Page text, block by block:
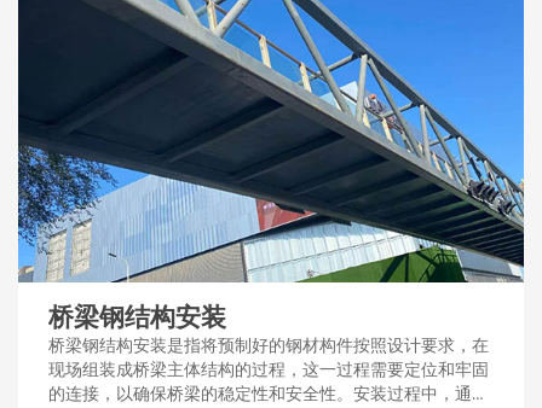
桥梁钢结构安装
桥梁钢结构安装是指将预制好的钢材构件按照设计要求，在
现场组装成桥梁主体结构的过程，这一过程需要定位和牢固
的连接，以确保桥梁的稳定性和安全性。安装过程中，通常